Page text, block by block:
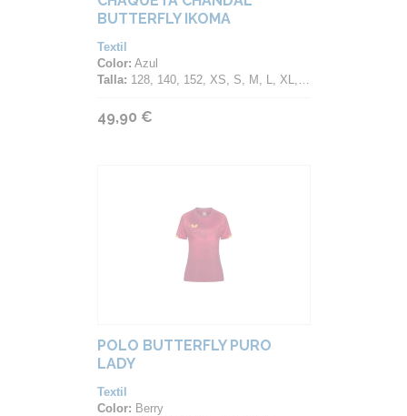
BUTTERFLY IKOMA
Textil
Color: Azul
Talla: 128, 140, 152, XS, S, M, L, XL, 2XL, 3XL, 4XL
49,90 €
POLO BUTTERFLY PURO
LADY
Textil
Color: Berry